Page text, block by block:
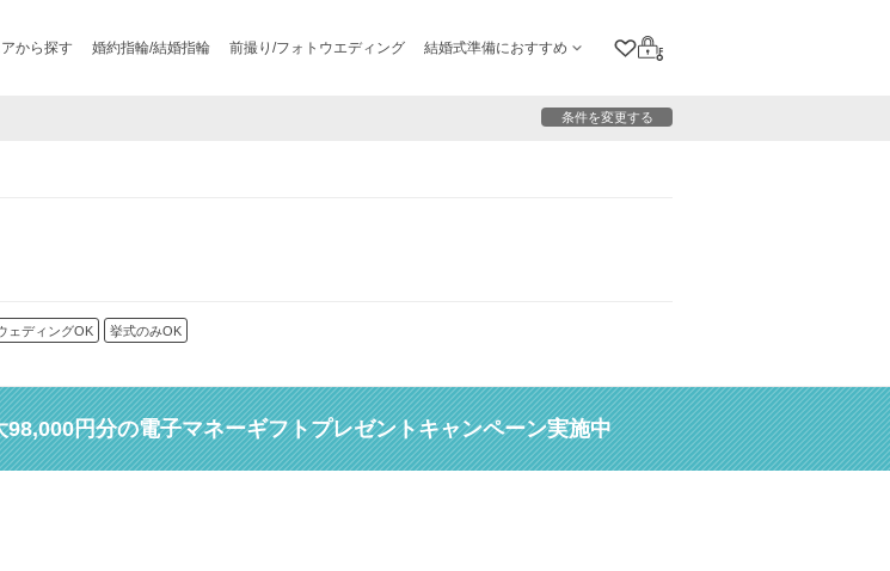
から探す 婚約指輪/結婚指輪 前撮り/フォトウエディング 結婚式準備におすすめ
クリップリスト
ログイン
条件を変更する
ェディングOK 挙式のみOK
円分の電子マネーギフトプレゼントキャンペーン実施中